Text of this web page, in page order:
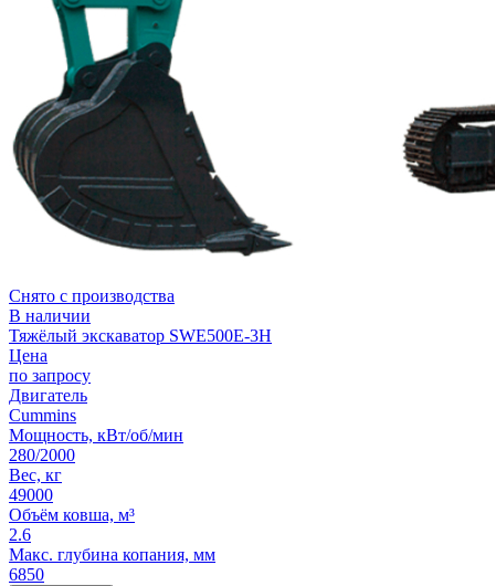
Снято с производства
В наличии
Тяжёлый экскаватор SWE500E-3H
Цена
по запросу
Двигатель
Cummins
Мощность, кВт/об/мин
280/2000
Вес, кг
49000
Объём ковша, м³
2.6
Макс. глубина копания, мм
6850